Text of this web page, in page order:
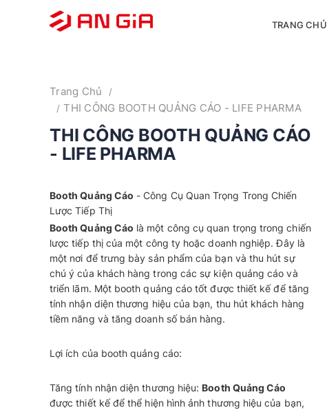
TRANG CHỦ
Trang Chủ
THI CÔNG BOOTH QUẢNG CÁO - LIFE PHARMA
THI CÔNG BOOTH QUẢNG CÁO
- LIFE PHARMA
Booth Quảng Cáo - Công Cụ Quan Trọng Trong Chiến
Lược Tiếp Thị
Booth Quảng Cáo là một công cụ quan trọng trong chiến
lược tiếp thị của một công ty hoặc doanh nghiệp. Đây là
một nơi để trưng bày sản phẩm của bạn và thu hút sự
chú ý của khách hàng trong các sự kiện quảng cáo và
triển lãm. Một booth quảng cáo tốt được thiết kế để tăng
tính nhận diện thương hiệu của bạn, thu hút khách hàng
tiềm năng và tăng doanh số bán hàng.
Lợi ích của booth quảng cáo:
Tăng tính nhận diện thương hiệu: Booth Quảng Cáo
được thiết kế để thể hiện hình ảnh thương hiệu của bạn,